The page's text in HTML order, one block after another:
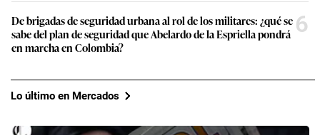
De brigadas de seguridad urbana al rol de los militares: ¿qué se
sabe del plan de seguridad que Abelardo de la Espriella pondrá
en marcha en Colombia?
6
Lo último en Mercados